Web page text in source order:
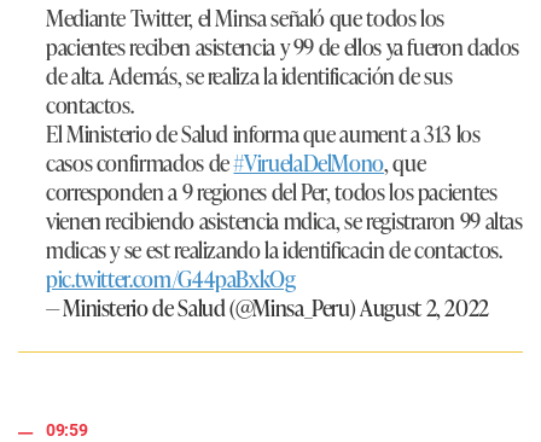
Mediante Twitter, el Minsa señaló que todos los
pacientes reciben asistencia y 99 de ellos ya fueron dados
de alta. Además, se realiza la identificación de sus
contactos.
El Ministerio de Salud informa que aument a 313 los
casos confirmados de#ViruelaDelMono, que
corresponden a 9 regiones del Per, todos los pacientes
vienen recibiendo asistencia mdica, se registraron 99 altas
mdicas y se est realizando la identificacin de contactos.
pic.twitter.com/G44paBxkOg
— Ministerio de Salud (@Minsa_Peru)August 2, 2022
09:59